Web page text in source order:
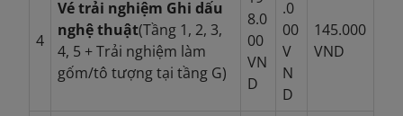
4
Vé trải nghiệm Ghi dấu
nghệ thuật(Tầng 1, 2, 3,
4, 5 + Trải nghiệm làm
gốm/tô tượng tại tầng G)
8.0
00
VN
D
.0
00
V
N
D
145.000
VND